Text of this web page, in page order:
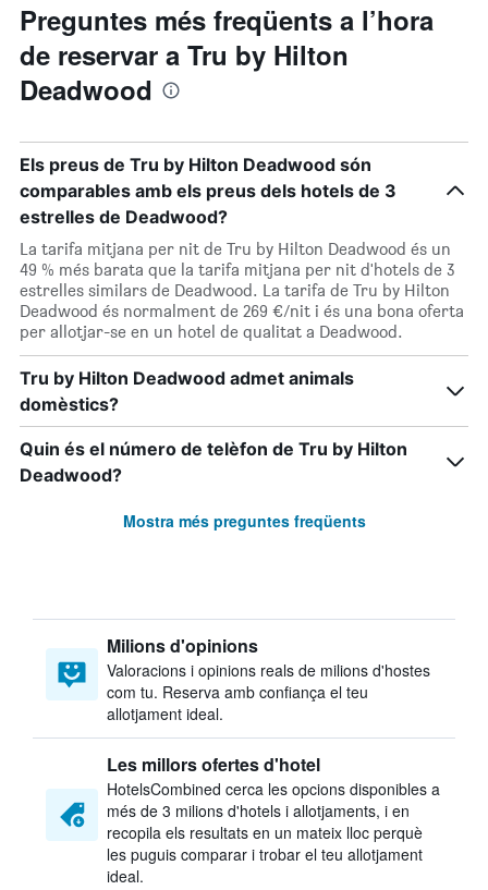
Preguntes més freqüents a l’hora
de reservar a Tru by Hilton
Deadwood
Els preus de Tru by Hilton Deadwood són
comparables amb els preus dels hotels de 3
estrelles de Deadwood?
La tarifa mitjana per nit de Tru by Hilton Deadwood és un
49 % més barata que la tarifa mitjana per nit d'hotels de 3
estrelles similars de Deadwood. La tarifa de Tru by Hilton
Deadwood és normalment de 269 €/nit i és una bona oferta
per allotjar-se en un hotel de qualitat a Deadwood.
Tru by Hilton Deadwood admet animals
domèstics?
Quin és el número de telèfon de Tru by Hilton
Deadwood?
Mostra més preguntes freqüents
Milions d'opinions
Valoracions i opinions reals de milions d'hostes
com tu. Reserva amb confiança el teu
allotjament ideal.
Les millors ofertes d'hotel
HotelsCombined cerca les opcions disponibles a
més de 3 milions d'hotels i allotjaments, i en
recopila els resultats en un mateix lloc perquè
les puguis comparar i trobar el teu allotjament
ideal.